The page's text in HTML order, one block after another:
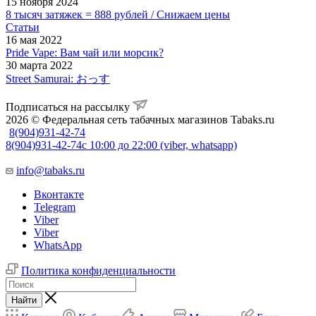
8 тысяч затяжек = 888 рублей / Снижаем цены
Статьи
16 мая 2022
Pride Vape: Вам чай или морсик?
30 марта 2022
Street Samurai: おっす
Подписаться на рассылку
2026 © Федеральная сеть табачных магазинов Tabaks.ru
8(904)931-42-74
8(904)931-42-74с 10:00 до 22:00 (viber, whatsapp)
info@tabaks.ru
Вконтакте
Telegram
Viber
Viber
WhatsApp
Политика конфиденциальности
Найти